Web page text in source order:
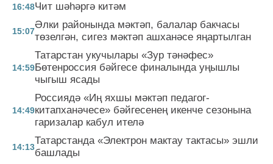
16:48Чит шәһәргә китәм
15:07
Әлки районында мәктәп, балалар бакчасы
төзелгән, сигез мәктәп ашханәсе яңартылган
14:59
Татарстан укучылары «Зур тәнәфес»
Бөтенроссия бәйгесе финалында уңышлы
чыгыш ясады
14:49
Россиядә «Иң яхшы мәктәп педагог-
китапханәчесе» бәйгесенең икенче сезонына
гаризалар кабул ителә
14:13
Татарстанда «Электрон мактау тактасы» эшли
башлады